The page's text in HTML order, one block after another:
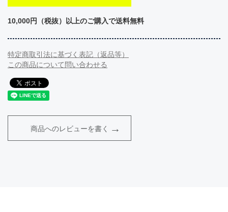
10,000円（税抜）以上のご購入で送料無料
特定商取引法に基づく表記（返品等）
この商品について問い合わせる
商品へのレビューを書く